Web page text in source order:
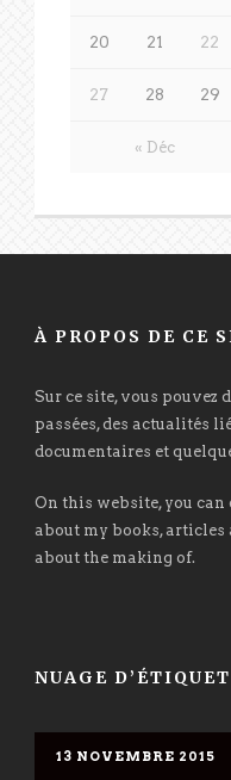
« Déc
20 21 22
27 28 29
À PROPOS DE CE
Sur ce site, vous pouvez
passées, des actualités
documentaires et
On this website, you
about my books, articles
about the making of.
NUAGE
13 NOVEMBRE 2015